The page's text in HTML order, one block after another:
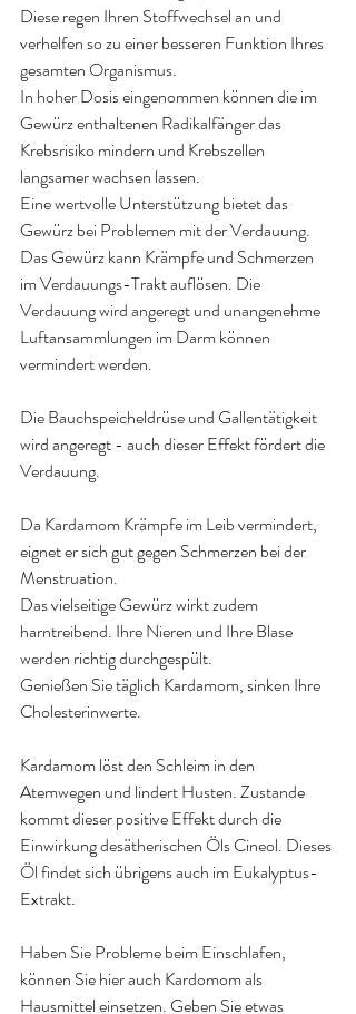
Diese regen Ihren Stoffwechsel an und
verhelfen so zu einer besseren Funktion Ihres
gesamten Organismus.
In hoher Dosis eingenommen können die im
Gewürz enthaltenen Radikalfänger das
Krebsrisiko mindern und Krebszellen
langsamer wachsen lassen.
Eine wertvolle Unterstützung bietet das
Gewürz bei Problemen mit der Verdauung.
Das Gewürz kann Krämpfe und Schmerzen
im Verdauungs-Trakt auflösen. Die
Verdauung wird angeregt und unangenehme
Luftansammlungen im Darm können
vermindert werden.
Die Bauchspeicheldrüse und Gallentätigkeit
wird angeregt - auch dieser Effekt fördert die
Verdauung.
Da Kardamom Krämpfe im Leib vermindert,
eignet er sich gut gegen Schmerzen bei der
Menstruation.
Das vielseitige Gewürz wirkt zudem
harntreibend. Ihre Nieren und Ihre Blase
werden richtig durchgespült.
Genießen Sie täglich Kardamom, sinken Ihre
Cholesterinwerte.
Kardamom löst den Schleim in den
Atemwegen und lindert Husten. Zustande
kommt dieser positive Effekt durch die
Einwirkung desätherischen Öls Cineol. Dieses
Öl findet sich übrigens auch im Eukalyptus-
Extrakt.
Haben Sie Probleme beim Einschlafen,
können Sie hier auch Kardomom als
Hausmittel einsetzen. Geben Sie etwas